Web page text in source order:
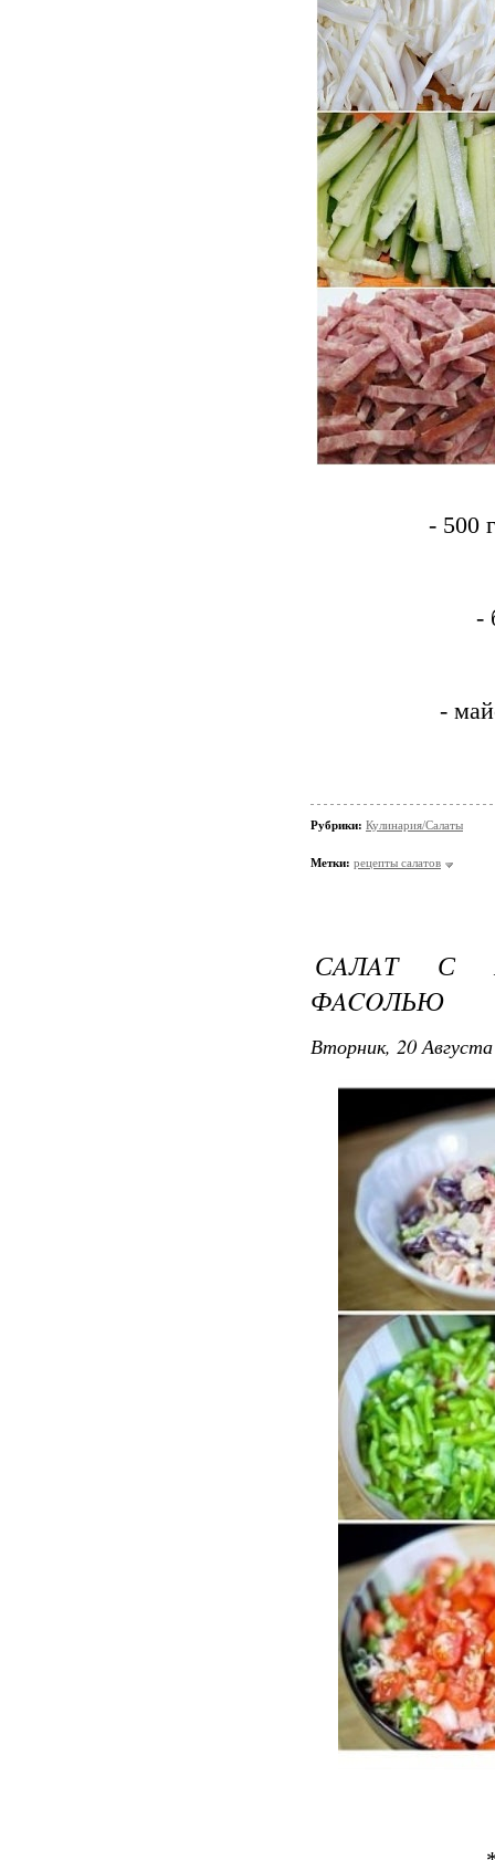
- 500
-
-
Рубрики: Кулинария/Салаты
Метки: рецепты салатов
СAЛAТ С
ФACOЛЬЮ
Вторник, 20